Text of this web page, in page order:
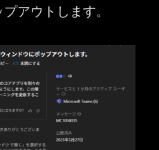
アウトします。